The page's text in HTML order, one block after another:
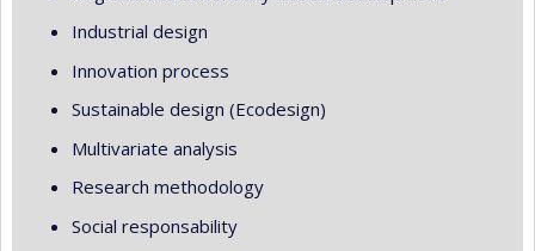
Industrial design
Innovation process
Sustainable design (Ecodesign)
Multivariate analysis
Research methodology
Social responsability